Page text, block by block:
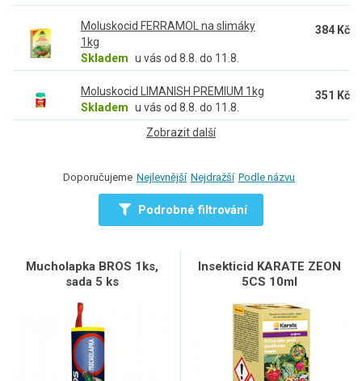
Moluskocid FERRAMOL na slimáky
1kg
Skladem u vás od 8.8. do 11.8.
384 Kč
Moluskocid LIMANISH PREMIUM 1kg
Skladem u vás od 8.8. do 11.8.
351 Kč
Zobrazit další
Doporučujeme Nejlevnější Nejdražší Podle názvu
Podrobné filtrování
Mucholapka BROS 1ks,
sada 5 ks
Insekticid KARATE ZEON
5CS 10ml